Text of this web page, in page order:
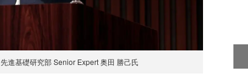
進基礎研究部 Senior Expert 奥田 勝己氏